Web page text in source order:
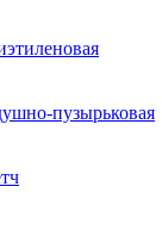
пузырьковая